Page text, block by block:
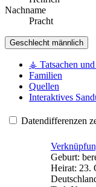
Nachname
Pracht
Geschlecht männlich
⚶ Tatsachen
Familien
Quellen
Interaktives
Datendifferenzen
Geburt:
Heirat: 23.